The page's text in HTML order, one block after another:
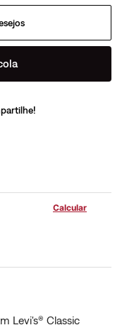
Levi's® Classic